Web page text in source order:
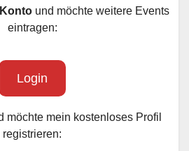
und möchte weitere Events
eintragen:
Login
möchte mein kostenloses Profil
registrieren: